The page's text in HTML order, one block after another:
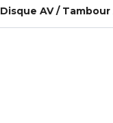
Disque AV / Tambour